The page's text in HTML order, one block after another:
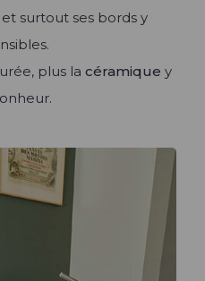
et surtout ses bords y
plus la céramique y